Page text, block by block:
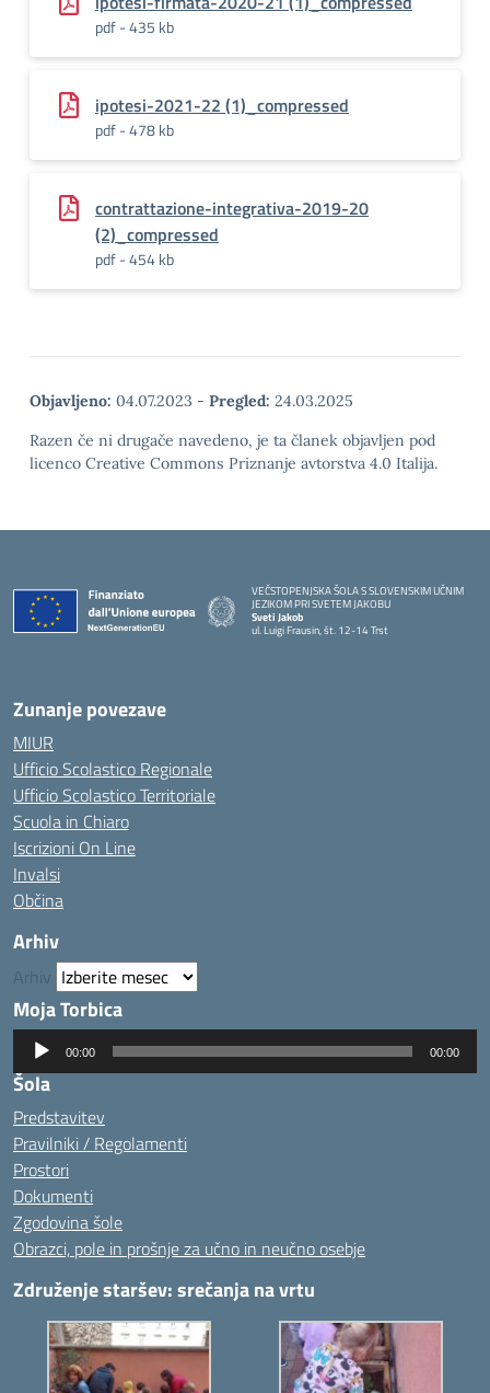
pdf - 435 kb
ipotesi-2021-22 (1)_compressed
pdf - 478 kb
contrattazione-integrativa-2019-20
(2)_compressed
pdf - 454 kb
Objavljeno: 04.07.2023 - Pregled: 24.03.2025
Razen če ni drugače navedeno, je ta članek objavljen pod
licenco Creative Commons Priznanje avtorstva 4.0 Italija.
VEČSTOPENJSKA ŠOLA S SLOVENSKIM UČNIM
JEZIKOM PRI SVETEM JAKOBU
Sveti Jakob
ul. Luigi Frausin, št. 12-14 Trst
— Visita la pagina iniziale della scuola
Zunanje povezave
MIUR
Ufficio Scolastico Regionale
Ufficio Scolastico Territoriale
Scuola in Chiaro
Iscrizioni On Line
Invalsi
Občina
Arhiv
Arhiv
Moja Torbica
Predvajalnik
zvoka
00:00 00:00
Šola
Predstavitev
Pravilniki / Regolamenti
Prostori
Dokumenti
Zgodovina šole
Obrazci, pole in prošnje za učno in neučno osebje
Združenje staršev: srečanja na vrtu